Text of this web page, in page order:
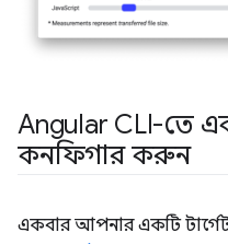
Angular CLI-তে
কনফিগার করুন
একবার আপনার একটি টার্গেট